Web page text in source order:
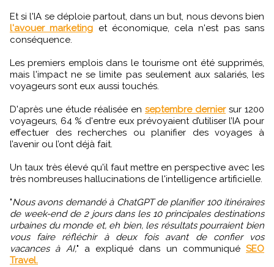
Et si l'IA se déploie partout, dans un but, nous devons bien
l'avouer marketing et économique, cela n'est pas sans
conséquence.
Les premiers emplois dans le tourisme ont été supprimés,
mais l'impact ne se limite pas seulement aux salariés, les
voyageurs sont eux aussi touchés.
D'après une étude réalisée en septembre derniersur 1200
voyageurs, 64 % d'entre eux prévoyaient d’utiliser l’IA pour
effectuer des recherches ou planifier des voyages à
l’avenir ou l’ont déjà fait.
Un taux très élevé qu'il faut mettre en perspective avec les
très nombreuses hallucinations de l'intelligence artificielle.
"Nous avons demandé à ChatGPT de planifier 100 itinéraires
de week-end de 2 jours dans les 10 principales destinations
urbaines du monde et, eh bien, les résultats pourraient bien
vous faire réfléchir à deux fois avant de confier vos
vacances à AI," a expliqué dans un communiqué SEO
Travel.